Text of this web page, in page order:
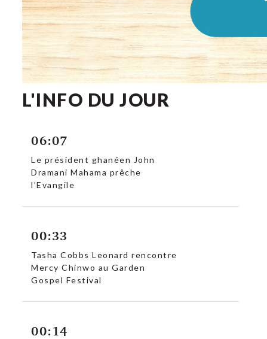
L'INFO DU JOUR
06:07
Le président ghanéen John
Dramani Mahama prêche
l’Evangile
00:33
Tasha Cobbs Leonard rencontre
Mercy Chinwo au Garden
Gospel Festival
00:14